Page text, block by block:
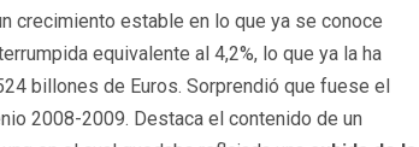
crecimiento estable en lo que ya se conoce
equivalente al 4,2%, lo que ya la ha
billones de Euros. Sorprendió que fuese el
2008-2009. Destaca el contenido de un